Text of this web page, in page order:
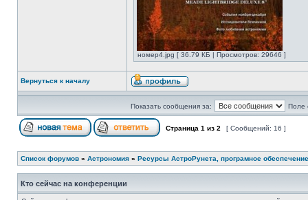
номер4.jpg [ 36.79 КБ | Просмотров: 29646 ]
Вернуться к началу
Показать сообщения за: Поле
Страница 1 из 2 [ Сообщений: 16 ]
Список форумов » Астрономия » Ресурсы АстроРунета, програмное
Кто сейчас на конференции